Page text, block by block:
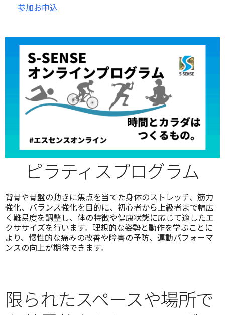
参加お申込
ピラティスプログラム
背骨や骨盤の動きに焦点を当てた身体のストレッチ、筋力
強化、バランス強化を目的に、初心者から上級者まで幅広
く難易度を調整し、体の特徴や健康状態に応じて適したエ
クササイズを行います。理想的な姿勢と動作を学ぶことに
より、慢性的な痛みの改善や障害の予防、運動パフォーマ
ンスの向上が期待できます。
限られたスペースや場所で